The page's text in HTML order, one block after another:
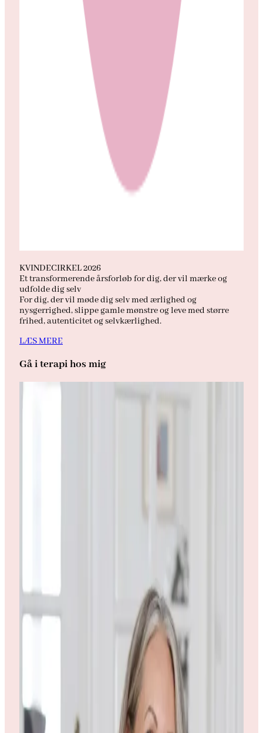
KVINDECIRKEL 2026
Et transformerende årsforløb for dig, der vil mærke og
udfolde dig selv
For dig, der vil møde dig selv med ærlighed og
nysgerrighed, slippe gamle mønstre og leve med større
frihed, autenticitet og selvkærlighed.
LÆS MERE
Gå i terapi hos mig